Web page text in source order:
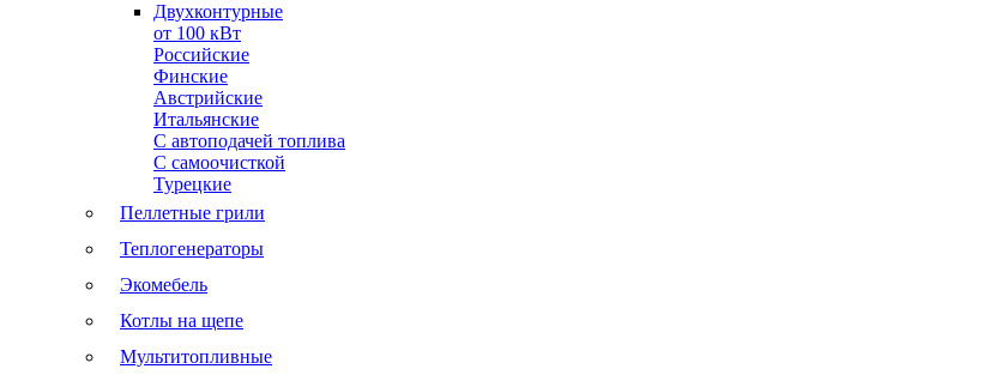
Двухконтурные
от 100 кВт
Российские
Финские
Австрийские
Итальянские
С автоподачей топлива
С самоочисткой
Турецкие
Пеллетные грили
Теплогенераторы
Экомебель
Котлы на щепе
Мультитопливные